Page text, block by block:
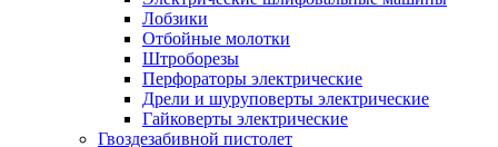
Лобзики
Отбойные молотки
Штроборезы
Перфораторы электрические
Дрели и шуруповерты электрические
Гайковерты электрические
Гвоздезабивной пистолет